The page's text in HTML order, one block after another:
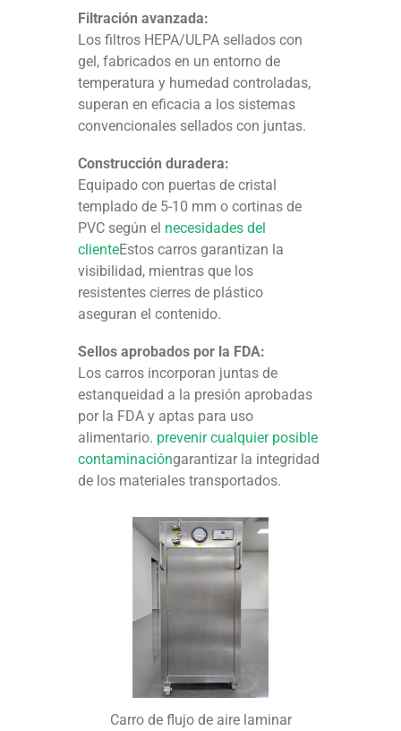
Filtración avanzada:
Los filtros HEPA/ULPA sellados con
gel, fabricados en un entorno de
temperatura y humedad controladas,
superan en eficacia a los sistemas
convencionales sellados con juntas.
Construcción duradera:
Equipado con puertas de cristal
templado de 5-10 mm o cortinas de
PVC según el necesidades del
clienteEstos carros garantizan la
visibilidad, mientras que los
resistentes cierres de plástico
aseguran el contenido.
Sellos aprobados por la FDA:
Los carros incorporan juntas de
estanqueidad a la presión aprobadas
por la FDA y aptas para uso
alimentario. prevenir cualquier posible
contaminacióngarantizar la integridad
de los materiales transportados.
Carro de flujo de aire laminar